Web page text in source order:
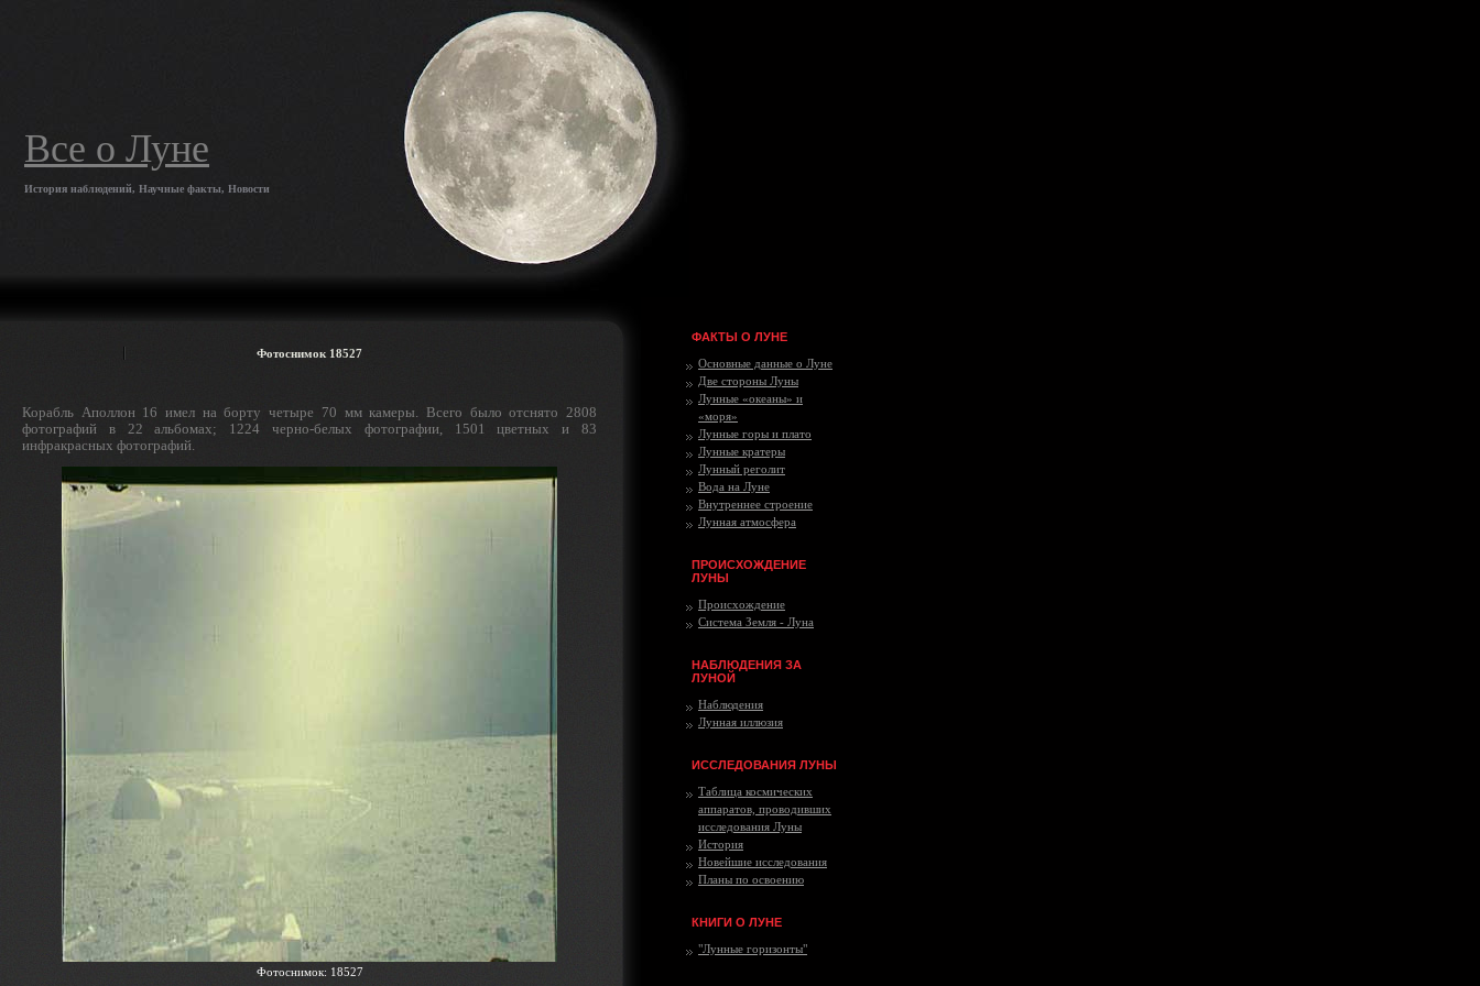
Все о Луне
История наблюдений, Научные факты, Новости
Фотоснимок 18527
Корабль Аполлон 16 имел на борту четыре 70 мм камеры. Всего было отснято 2808
фотографий в 22 альбомах; 1224 черно-белых фотографии, 1501 цветных и 83
инфракрасных фотографий.
Фотоснимок: 18527
ФАКТЫ О ЛУНЕ
Основные данные о Луне
Две стороны Луны
Лунные «океаны» и
«моря»
Лунные горы и плато
Лунные кратеры
Лунный реголит
Вода на Луне
Внутреннее строение
Лунная атмосфера
ПРОИСХОЖДЕНИЕ
ЛУНЫ
Происхождение
Система Земля - Луна
НАБЛЮДЕНИЯ ЗА
ЛУНОЙ
Наблюдения
Лунная иллюзия
ИССЛЕДОВАНИЯ ЛУНЫ
Таблица космических
аппаратов, проводивших
исследования Луны
История
Новейшие исследования
Планы по освоению
КНИГИ О ЛУНЕ
"Лунные горизонты"